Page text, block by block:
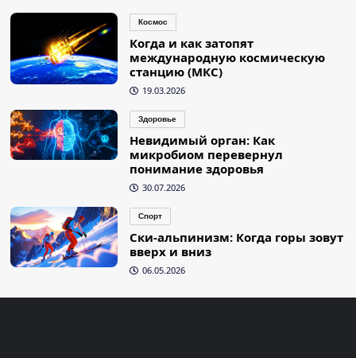
Космос
Когда и как затопят
международную космическую
станцию (МКС)
19.03.2026
Здоровье
Невидимый орган: Как
микробиом перевернул
понимание здоровья
30.07.2026
Спорт
Ски-альпинизм: Когда горы зовут
вверх и вниз
06.05.2026